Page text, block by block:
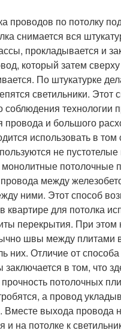
проводов по потолку
снимается вся
прокладывается и
который затем сверху
По штукатурке
светильники. Этот
соблюдения технологии
провода и большого
использовать в том
не
потолочные
между
ними. Этот способ
в квартире для потолка
перекрытия. При этом
швы между плитами
них. Отличие от
в том, что
потолочных
а провод
выхода провода
и на потолке к